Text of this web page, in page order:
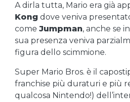
A dirla tutta, Mario era già
Kong dove veniva
come Jumpman, anche se
sua presenza veniva
figura dello scimmione.
Super Mario Bros. è il
franchise più duraturi e più
qualcosa Nintendo!)